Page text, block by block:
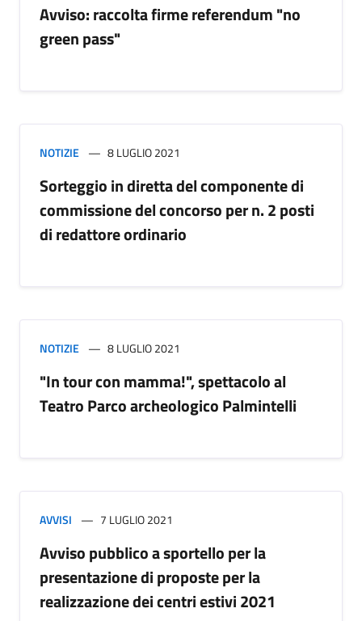
Avviso: raccolta firme referendum "no
green pass"
NOTIZIE 8 LUGLIO 2021
Sorteggio in diretta del componente di
commissione del concorso per n. 2 posti
di redattore ordinario
NOTIZIE 8 LUGLIO 2021
"In tour con mamma!", spettacolo al
Teatro Parco archeologico Palmintelli
AVVISI 7 LUGLIO 2021
Avviso pubblico a sportello per la
presentazione di proposte per la
realizzazione dei centri estivi 2021